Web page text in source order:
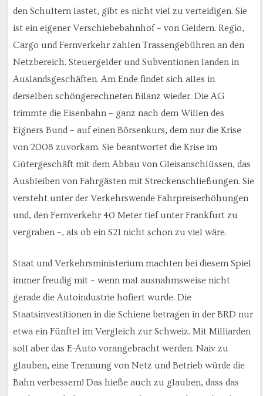
den Schultern lastet, gibt es nicht viel zu verteidigen. Sie
ist ein eigener Verschiebebahnhof – von Geldern. Regio,
Cargo und Fernverkehr zahlen Trassengebühren an den
Netzbereich. Steuergelder und Subventionen landen in
Auslandsgeschäften. Am Ende findet sich alles in
derselben schöngerechneten Bilanz wieder. Die AG
trimmte die Eisenbahn – ganz nach dem Willen des
Eigners Bund – auf einen Börsenkurs, dem nur die Krise
von 2008 zuvorkam. Sie beantwortet die Krise im
Gütergeschäft mit dem Abbau von Gleisanschlüssen, das
Ausbleiben von Fahrgästen mit Streckenschließungen. Sie
versteht unter der Verkehrswende Fahrpreiserhöhungen
und, den Fernverkehr 40 Meter tief unter Frankfurt zu
vergraben –, als ob ein S21 nicht schon zu viel wäre.
Staat und Verkehrsministerium machten bei diesem Spiel
immer freudig mit – wenn mal ausnahmsweise nicht
gerade die Autoindustrie hofiert wurde. Die
Staatsinvestitionen in die Schiene betragen in der BRD nur
etwa ein Fünftel im Vergleich zur Schweiz. Mit Milliarden
soll aber das E-Auto vorangebracht werden. Naiv zu
glauben, eine Trennung von Netz und Betrieb würde die
Bahn verbessern! Das hieße auch zu glauben, dass das